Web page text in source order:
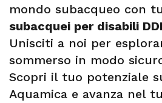
mondo subacqueo con
subacquei per disabili
Unisciti a noi per
sommerso in modo
Scopri il tuo potenziale
Aquamica e avanza nel